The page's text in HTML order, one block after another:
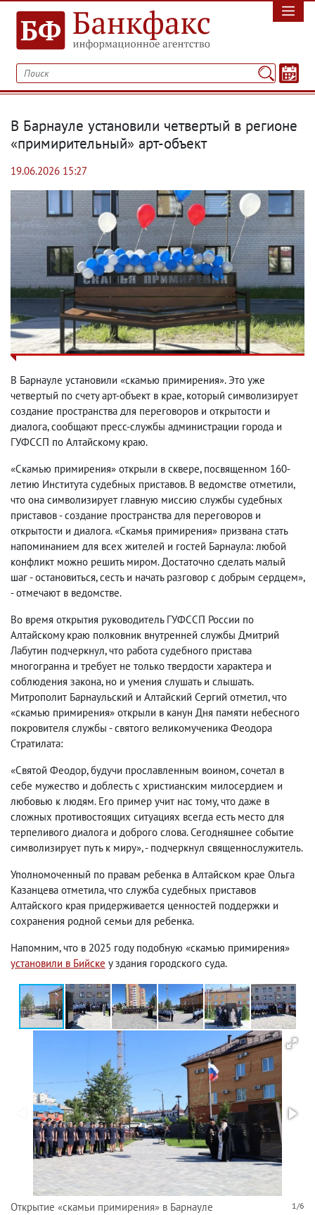
В Барнауле установили четвертый в регионе
«примирительный» арт-объект
19.06.2026 15:27
В Барнауле установили «скамью примирения». Это уже
четвертый по счету арт-объект в крае, который символизирует
создание пространства для переговоров и открытости и
диалога, сообщают пресс-службы администрации города и
ГУФССП по Алтайскому краю.
«Скамью примирения» открыли в сквере, посвященном 160-
летию Института судебных приставов. В ведомстве отметили,
что она символизирует главную миссию службы судебных
приставов - создание пространства для переговоров и
открытости и диалога. «Скамья примирения» призвана стать
напоминанием для всех жителей и гостей Барнаула: любой
конфликт можно решить миром. Достаточно сделать малый
шаг - остановиться, сесть и начать разговор с добрым сердцем»,
- отмечают в ведомстве.
Во время открытия руководитель ГУФССП России по
Алтайскому краю полковник внутренней службы Дмитрий
Лабутин подчеркнул, что работа судебного пристава
многогранна и требует не только твердости характера и
соблюдения закона, но и умения слушать и слышать.
Митрополит Барнаульский и Алтайский Сергий отметил, что
«скамью примирения» открыли в канун Дня памяти небесного
покровителя службы - святого великомученика Феодора
Стратилата:
«Святой Феодор, будучи прославленным воином, сочетал в
себе мужество и доблесть с христианским милосердием и
любовью к людям. Его пример учит нас тому, что даже в
сложных противостоящих ситуациях всегда есть место для
терпеливого диалога и доброго слова. Сегодняшнее событие
символизирует путь к миру», - подчеркнул священнослужитель.
Уполномоченный по правам ребенка в Алтайском крае Ольга
Казанцева отметила, что служба судебных приставов
Алтайского края придерживается ценностей поддержки и
сохранения родной семьи для ребенка.
Напомним, что в 2025 году подобную «скамью примирения»
установили в Бийске у здания городского суда.
1/6
Открытие «скамьи примирения» в Барнауле